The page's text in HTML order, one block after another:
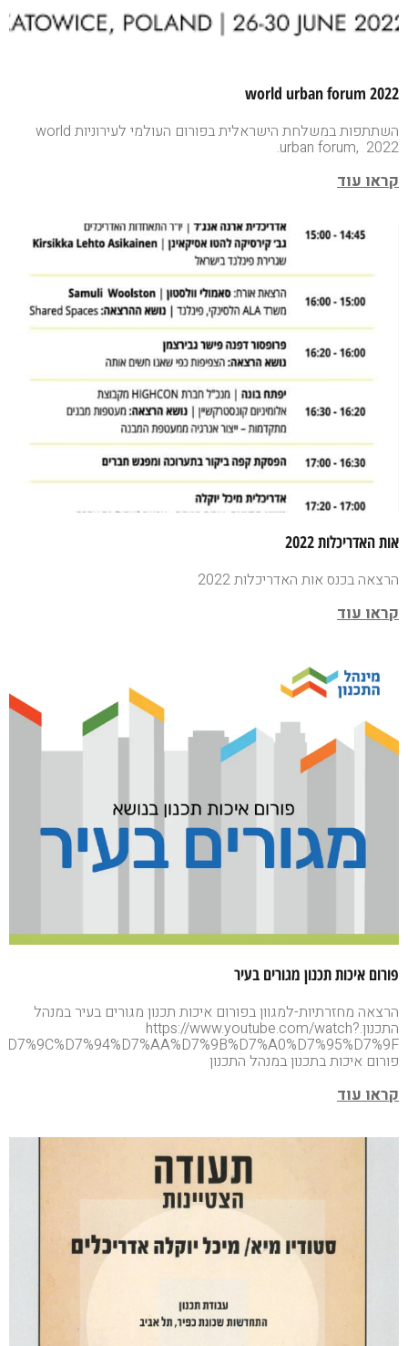
world urban forum 2022
השתתפות במשלחת הישראלית בפורום העולמי לעירוניות world
urban forum, 2022.
קראו עוד
אות האדריכלות 2022
הרצאה בכנס אות האדריכלות 2022
קראו עוד
פורום איכות תכנון מגורים בעיר
הרצאה מחזרתיות-למגוון בפורום איכות תכנון מגורים בעיר במנהל
התכנון.https://www.youtube.com/watch?
פורום איכות בתכנון במנהל התכנון
קראו עוד